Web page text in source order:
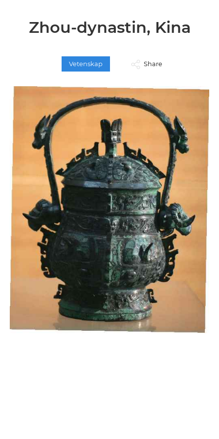
Zhou-dynastin, Kina
Vetenskap Share